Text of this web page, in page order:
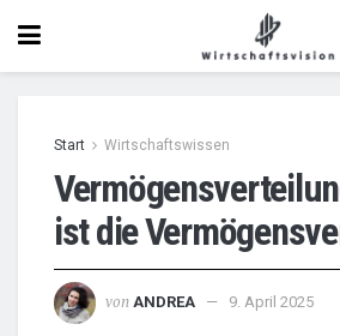
Start Wirtschaftswissen
ist die
von ANDREA 9. April 2025